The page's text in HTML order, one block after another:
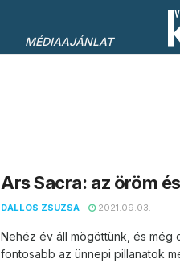
MÉDIAAJÁNLAT
Ars Sacra: az öröm
DALLOS ZSUZSA 2021.09.03.
Nehéz év áll mögöttünk, és még
fontosabb az ünnepi pillanatok